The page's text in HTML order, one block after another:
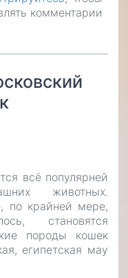
Вместекомментарии
всё популярней
животных.
по крайней мере,
становятся
породы кошек
египетская мау